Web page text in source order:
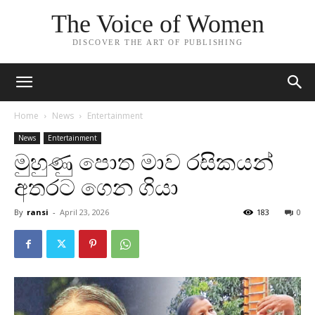
The Voice of Women
DISCOVER THE ART OF PUBLISHING
Home News Entertainment
News Entertainment
මුහුණු පොත මාව රසිකයන්
අතරට ගෙන ගියා
By ransi - April 23, 2026 0
183